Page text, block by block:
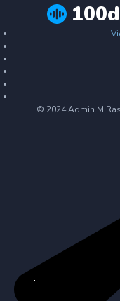
© 2024 Admin